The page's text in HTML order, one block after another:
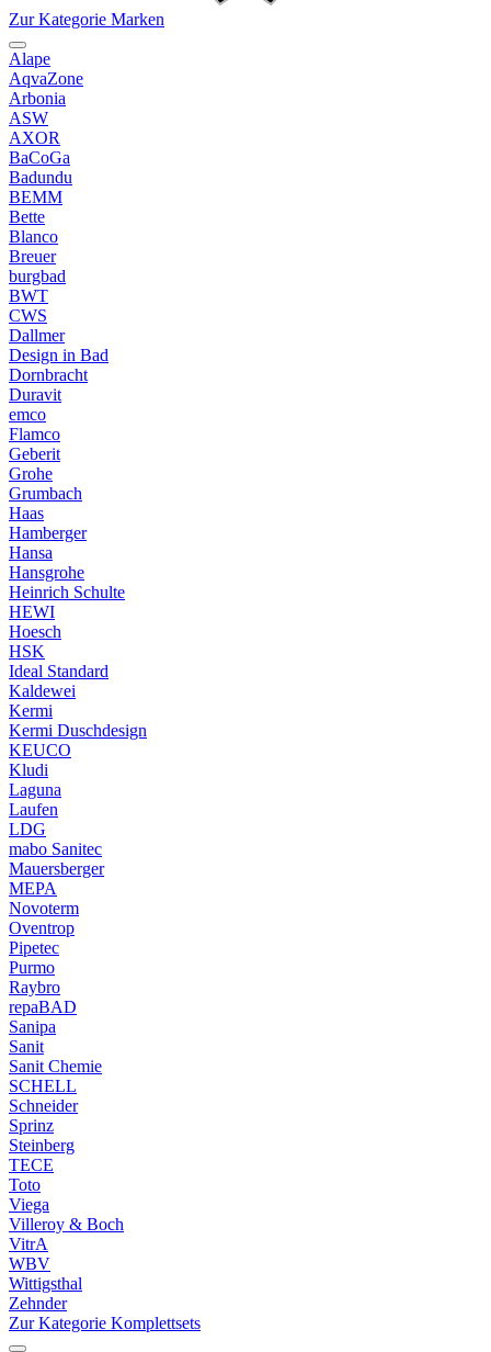
Zur Kategorie Marken
Alape
AqvaZone
Arbonia
ASW
AXOR
BaCoGa
Badundu
BEMM
Bette
Blanco
Breuer
burgbad
BWT
CWS
Dallmer
Design in Bad
Dornbracht
Duravit
emco
Flamco
Geberit
Grohe
Grumbach
Haas
Hamberger
Hansa
Hansgrohe
Heinrich Schulte
HEWI
Hoesch
HSK
Ideal Standard
Kaldewei
Kermi
Kermi Duschdesign
KEUCO
Kludi
Laguna
Laufen
LDG
mabo Sanitec
Mauersberger
MEPA
Novoterm
Oventrop
Pipetec
Purmo
Raybro
repaBAD
Sanipa
Sanit
Sanit Chemie
SCHELL
Schneider
Sprinz
Steinberg
TECE
Toto
Viega
Villeroy & Boch
VitrA
WBV
Wittigsthal
Zehnder
Zur Kategorie Komplettsets